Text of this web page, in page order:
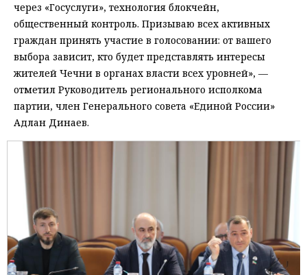
через «Госуслуги», технология блокчейн,
общественный контроль. Призываю всех активных
граждан принять участие в голосовании: от вашего
выбора зависит, кто будет представлять интересы
жителей Чечни в органах власти всех уровней», —
отметил Руководитель регионального исполкома
партии, член Генерального совета «Единой России»
Адлан Динаев.